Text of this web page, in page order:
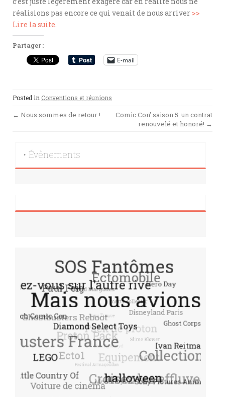
réalisions pas encore ce qui venait de nous arriver >>
Lire la suite.
Partager :
E-mail
Posted in Conventions et réunions
Post
← Nous sommes de retour !
Comic Con’ saison 5: un contrat
renouvelé et honoré! →
• Évènements